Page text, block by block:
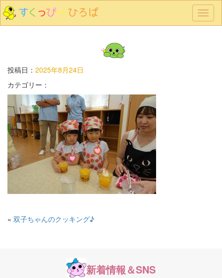
メ
ニ
投稿日： 2025年8月24日
カテゴリー：
« 双子ちゃんのクッキング♪
新着情報＆SNS